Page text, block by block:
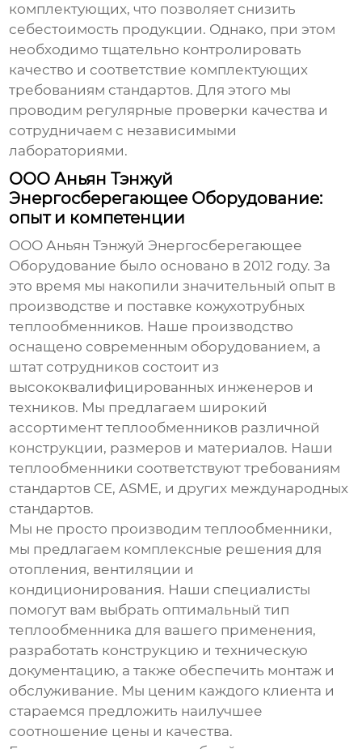
комплектующих, что позволяет снизить
себестоимость продукции. Однако, при этом
необходимо тщательно контролировать
качество и соответствие комплектующих
требованиям стандартов. Для этого мы
проводим регулярные проверки качества и
сотрудничаем с независимыми
лабораториями.
ООО Аньян Тэнжуй
Энергосберегающее Оборудование:
опыт и компетенции
ООО Аньян Тэнжуй Энергосберегающее
Оборудование было основано в 2012 году. За
это время мы накопили значительный опыт в
производстве и поставке кожухотрубных
теплообменников. Наше производство
оснащено современным оборудованием, а
штат сотрудников состоит из
высококвалифицированных инженеров и
техников. Мы предлагаем широкий
ассортимент теплообменников различной
конструкции, размеров и материалов. Наши
теплообменники соответствуют требованиям
стандартов CE, ASME, и других международных
стандартов.
Мы не просто производим теплообменники,
мы предлагаем комплексные решения для
отопления, вентиляции и
кондиционирования. Наши специалисты
помогут вам выбрать оптимальный тип
теплообменника для вашего применения,
разработать конструкцию и техническую
документацию, а также обеспечить монтаж и
обслуживание. Мы ценим каждого клиента и
стараемся предложить наилучшее
соотношение цены и качества.